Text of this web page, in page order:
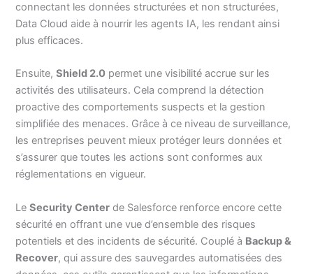
connectant les données structurées et non structurées,
Data Cloud aide à nourrir les agents IA, les rendant ainsi
plus efficaces.
Ensuite,Shield 2.0 permet une visibilité accrue sur les
activités des utilisateurs. Cela comprend la détection
proactive des comportements suspects et la gestion
simplifiée des menaces. Grâce à ce niveau de surveillance,
les entreprises peuvent mieux protéger leurs données et
s’assurer que toutes les actions sont conformes aux
réglementations en vigueur.
LeSecurity Center de Salesforce renforce encore cette
sécurité en offrant une vue d’ensemble des risques
potentiels et des incidents de sécurité. Couplé à Backup &
Recover, qui assure des sauvegardes automatisées des